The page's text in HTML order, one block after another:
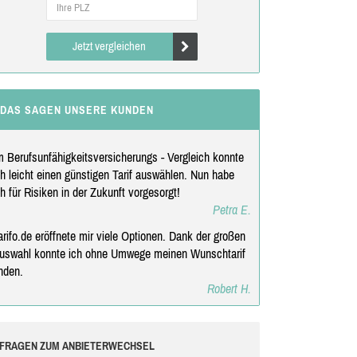
Jetzt vergleichen
DAS SAGEN UNSERE KUNDEN
Berufsunfähigkeitsversicherungs - Vergleich konnte
leicht einen günstigen Tarif auswählen. Nun habe
für Risiken in der Zukunft vorgesorgt!
Petra E.
eröffnete mir viele Optionen. Dank der großen
konnte ich ohne Umwege meinen Wunschtarif
Robert H.
FRAGEN ZUM ANBIETERWECHSEL